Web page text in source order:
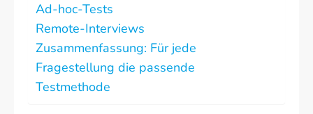
Ad-hoc-Tests
Remote-Interviews
Zusammenfassung: Für jede
Fragestellung die passende
Testmethode